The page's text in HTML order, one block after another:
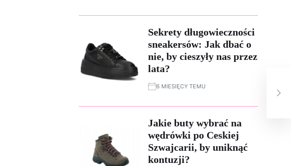
Sekrety długowieczności
sneakersów: Jak dbać o
nie, by cieszyły nas przez
lata?
6 MIESIĘCY TEMU
Jakie buty wybrać na
wędrówki po Ceskiej
Szwajcarii, by uniknąć
kontuzji?